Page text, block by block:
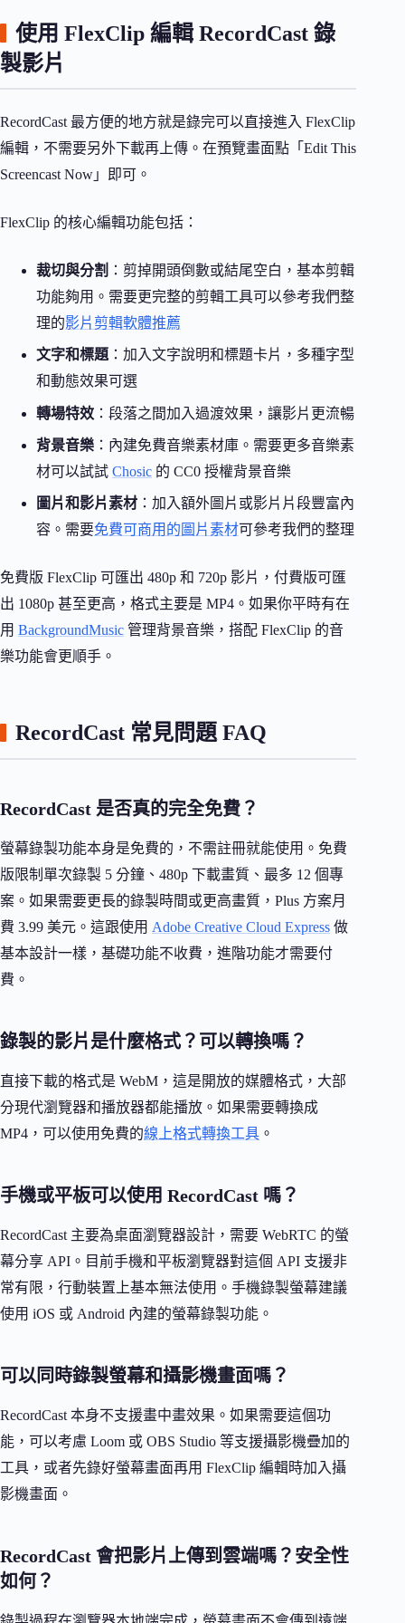
使用 FlexClip 編輯 RecordCast 錄
製影片
RecordCast 最方便的地方就是錄完可以直接進入 FlexClip
編輯，不需要另外下載再上傳。在預覽畫面點「Edit This
Screencast Now」即可。
FlexClip 的核心編輯功能包括：
裁切與分割 ：剪掉開頭倒數或結尾空白，基本剪輯
功能夠用。需要更完整的剪輯工具可以參考我們整
理的影片剪輯軟體推薦
文字和標題 ：加入文字說明和標題卡片，多種字型
和動態效果可選
轉場特效 ：段落之間加入過渡效果，讓影片更流暢
背景音樂 ：內建免費音樂素材庫。需要更多音樂素
材可以試試 Chosic 的 CC0 授權背景音樂
圖片和影片素材 ：加入額外圖片或影片片段豐富內
容。需要免費可商用的圖片素材可參考我們的整理
免費版 FlexClip 可匯出 480p 和 720p 影片，付費版可匯
出 1080p 甚至更高，格式主要是 MP4。如果你平時有在
用 BackgroundMusic 管理背景音樂，搭配 FlexClip 的音
樂功能會更順手。
RecordCast 常見問題 FAQ
RecordCast 是否真的完全免費？
螢幕錄製功能本身是免費的，不需註冊就能使用。免費
版限制單次錄製 5 分鐘、480p 下載畫質、最多 12 個專
案。如果需要更長的錄製時間或更高畫質，Plus 方案月
費 3.99 美元。這跟使用 Adobe Creative Cloud Express 做
基本設計一樣，基礎功能不收費，進階功能才需要付
費。
錄製的影片是什麼格式？可以轉換嗎？
直接下載的格式是 WebM，這是開放的媒體格式，大部
分現代瀏覽器和播放器都能播放。如果需要轉換成
MP4，可以使用免費的線上格式轉換工具 。
手機或平板可以使用 RecordCast 嗎？
RecordCast 主要為桌面瀏覽器設計，需要 WebRTC 的螢
幕分享 API。目前手機和平板瀏覽器對這個 API 支援非
常有限，行動裝置上基本無法使用。手機錄製螢幕建議
使用 iOS 或 Android 內建的螢幕錄製功能。
可以同時錄製螢幕和攝影機畫面嗎？
RecordCast 本身不支援畫中畫效果。如果需要這個功
能，可以考慮 Loom 或 OBS Studio 等支援攝影機疊加的
工具，或者先錄好螢幕畫面再用 FlexClip 編輯時加入攝
影機畫面。
RecordCast 會把影片上傳到雲端嗎？安全性
如何？